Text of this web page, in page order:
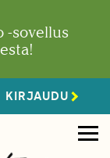
-sovellus
KIRJAUDU